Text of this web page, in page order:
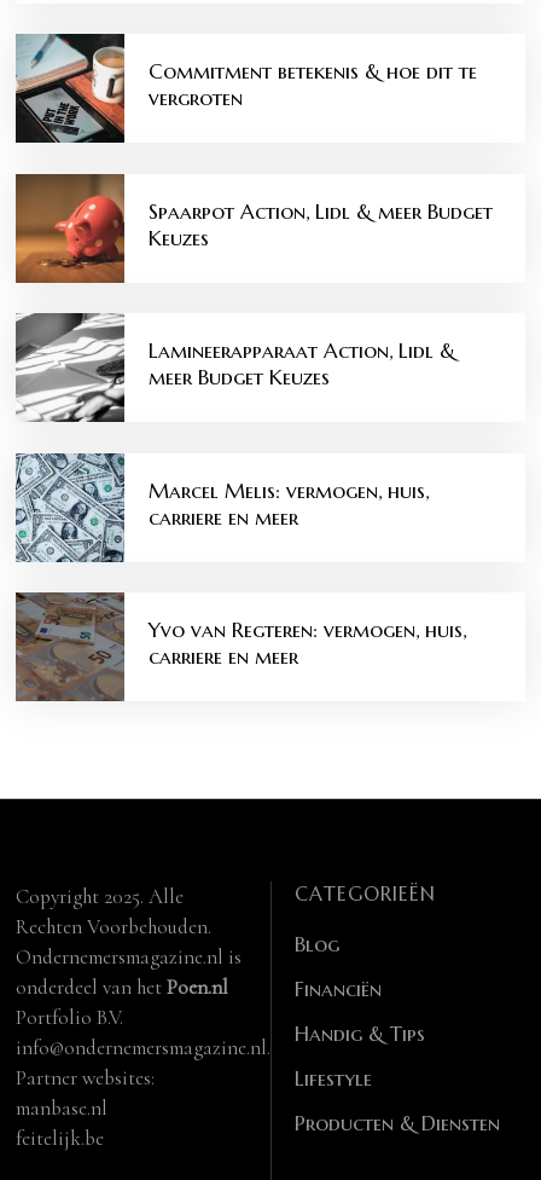
Commitment betekenis & hoe dit te
vergroten
Spaarpot Action, Lidl & meer Budget
Keuzes
Lamineerapparaat Action, Lidl &
meer Budget Keuzes
Marcel Melis: vermogen, huis,
carriere en meer
Yvo van Regteren: vermogen, huis,
carriere en meer
Copyright 2025. Alle
Rechten Voorbehouden.
Ondernemersmagazine.nl is
onderdeel van hetPoen.nl
Portfolio B.V.
info@ondernemersmagazine.nl.
Partner websites:
manbase.nl
feitelijk.be
CATEGORIEËN
Blog
Financiën
Handig & Tips
Lifestyle
Producten & Diensten